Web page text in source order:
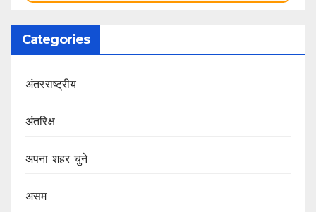
Categories
अंतरराष्ट्रीय
अंतरिक्ष
अपना शहर चुने
असम